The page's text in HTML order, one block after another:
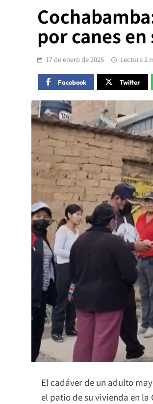
por canes
17 de enero de 2025 Lectura 2
Facebook Twitter
El cadáver de un adulto
el patio de su vivienda en